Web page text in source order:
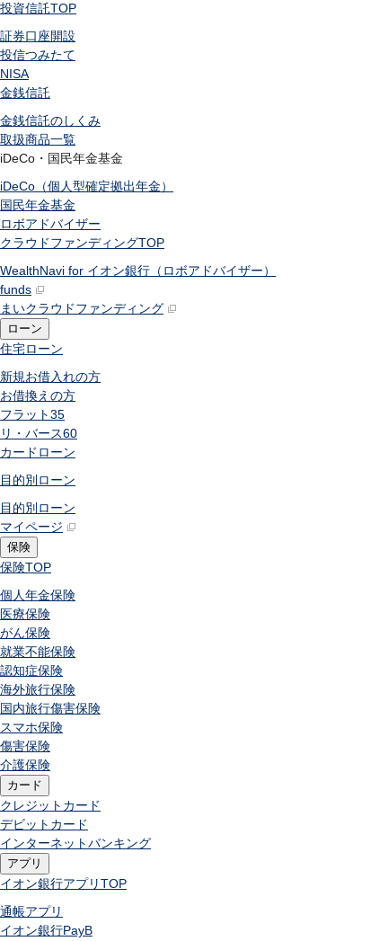
投資信託TOP
証券口座開設
投信つみたて
NISA
金銭信託
金銭信託のしくみ
取扱商品一覧
iDeCo・国民年金基金
iDeCo（個人型確定拠出年金）
国民年金基金
ロボアドバイザー
クラウドファンディングTOP
WealthNavi for イオン銀行（ロボアドバイザー）
funds
まいクラウドファンディング
ローン
住宅ローン
新規お借入れの方
お借換えの方
フラット35
リ・バース60
カードローン
目的別ローン
目的別ローン
マイページ
保険
保険TOP
個人年金保険
医療保険
がん保険
就業不能保険
認知症保険
海外旅行保険
国内旅行傷害保険
スマホ保険
傷害保険
介護保険
カード
クレジットカード
デビットカード
インターネットバンキング
アプリ
イオン銀行アプリTOP
通帳アプリ
イオン銀行PayB